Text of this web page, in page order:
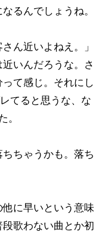
るんでしょうね。
ん近いよねえ。」
いんだろうな。さ
て感じ。それにし
てると思うな、な
。
ちちゃうかも。落ち
他に早いという意味
歌わない曲とか初